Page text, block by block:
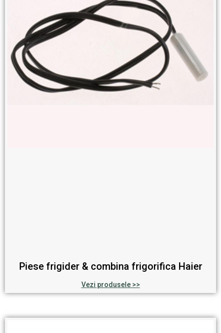
Piese frigider & combina frigorifica Haier
Vezi produsele >>